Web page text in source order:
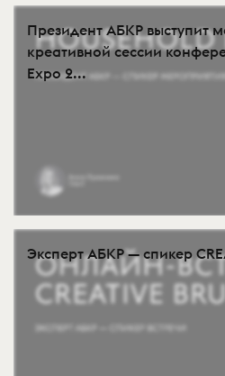
Президент АБКР выступит
креативной сессии
Expo 2...
Эксперт АБКР — спикер